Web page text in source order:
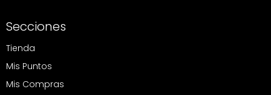
Secciones
Tienda
Mis Puntos
Mis Compras